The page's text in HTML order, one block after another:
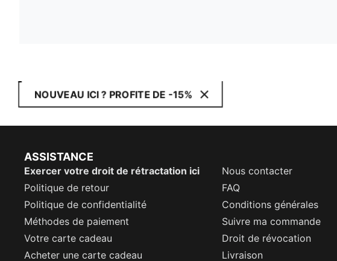
NOUVEAU ICI ? PROFITE DE -15%
ASSISTANCE
Exercer votre droit de rétractation ici
Nous contacter
Politique de retour
FAQ
Politique de confidentialité
Conditions générales
Méthodes de paiement
Suivre ma commande
Votre carte cadeau
Droit de révocation
Acheter une carte cadeau
Livraison